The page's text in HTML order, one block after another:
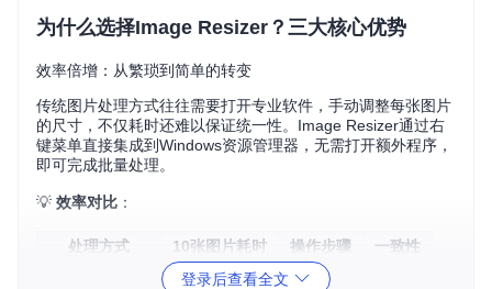
为什么选择Image Resizer？三大核心优势
效率倍增：从繁琐到简单的转变
传统图片处理方式往往需要打开专业软件，手动调整每张图片
的尺寸，不仅耗时还难以保证统一性。Image Resizer通过右
键菜单直接集成到Windows资源管理器，无需打开额外程序，
即可完成批量处理。
💡 效率对比 ：
处理方式 10张图片耗时 操作步骤
一致性
15-20分钟 8-10步
登录后查看全文